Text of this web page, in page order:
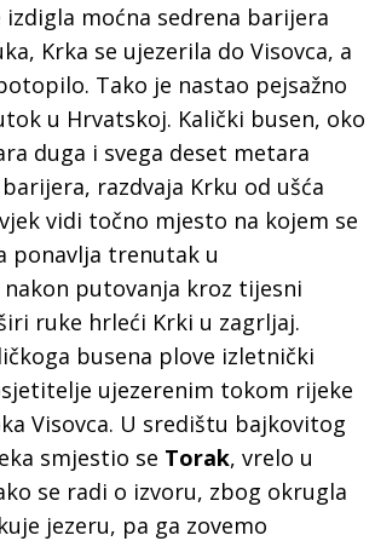
izdigla moćna sedrena barijera
Krka se ujezerila do Visovca, a
Tako je nastao pejsažno
u Hrvatskoj. Kalički busen, oko
duga i svega deset metara
razdvaja Krku od ušća
vidi točno mjesto na kojem se
ponavlja trenutak u
nakon putovanja kroz tijesni
ruke hrleći Krki u zagrljaj.
busena plove izletnički
ujezerenim tokom rijeke
Visovca. U središtu bajkovitog
smjestio se Torak, vrelo u
se radi o izvoru, zbog okrugla
jezeru, pa ga zovemo